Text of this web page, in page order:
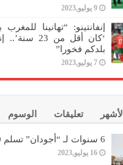
9 يوليو,2023
إنفانتينو: “تهانينا للمغرب
‘كان أقل
بلدكم فخورا”
7 يوليو,2023
الأشهر تعليقات الوسوم
6 سنوات لـ “أجودان” تسلم 40 مليونا رشوة
16 يوليو,2023